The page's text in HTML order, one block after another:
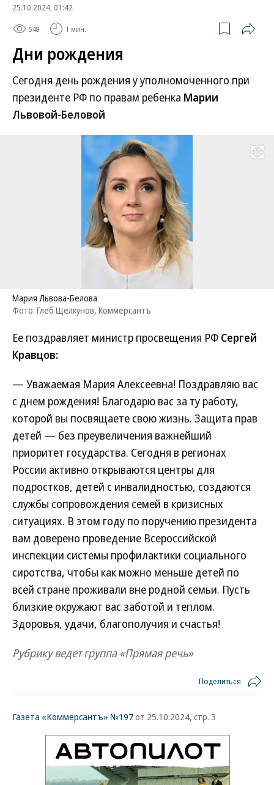
25.10.2024, 01:42
548 1 мин.
Дни рождения
Сегодня день рождения у уполномоченного при
президенте РФ по правам ребенка Марии
Львовой-Беловой
Развернуть
Мария Львова-Белова
Фото: Глеб Щелкунов, Коммерсантъ
Ее поздравляет министр просвещения РФ Сергей
Кравцов:
— Уважаемая Мария Алексеевна! Поздравляю вас
с днем рождения! Благодарю вас за ту работу,
которой вы посвящаете свою жизнь. Защита прав
детей — без преувеличения важнейший
приоритет государства. Сегодня в регионах
России активно открываются центры для
подростков, детей с инвалидностью, создаются
службы сопровождения семей в кризисных
ситуациях. В этом году по поручению президента
вам доверено проведение Всероссийской
инспекции системы профилактики социального
сиротства, чтобы как можно меньше детей по
всей стране проживали вне родной семьи. Пусть
близкие окружают вас заботой и теплом.
Здоровья, удачи, благополучия и счастья!
Рубрику ведет группа «Прямая речь»
Поделиться
Газета «Коммерсантъ» №197от 25.10.2024, стр. 3